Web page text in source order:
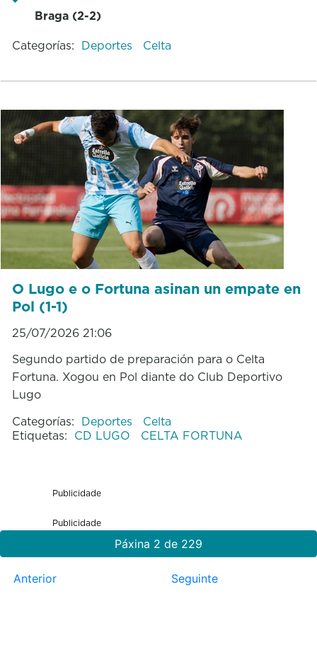
Braga (2-2)
Categorías: Deportes Celta
O Lugo e o Fortuna asinan un empate en
Pol (1-1)
25/07/2026 21:06
Segundo partido de preparación para o Celta
Fortuna. Xogou en Pol diante do Club Deportivo
Lugo
Categorías: Deportes
Celta
Etiquetas: CD LUGO CELTA FORTUNA
Publicidade
Publicidade
Páxina 2 de 229
Anterior Seguinte